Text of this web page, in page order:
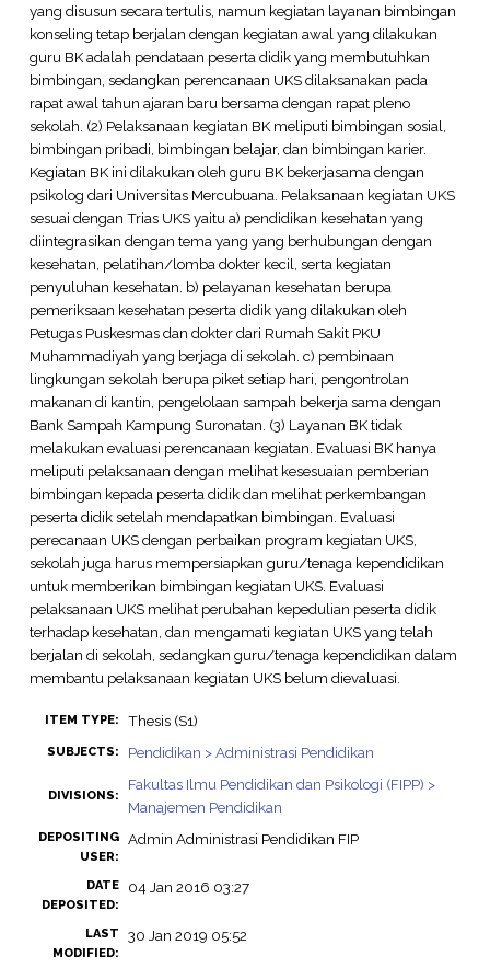
yang disusun secara tertulis, namun kegiatan layanan bimbingan
konseling tetap berjalan dengan kegiatan awal yang dilakukan
guru BK adalah pendataan peserta didik yang membutuhkan
bimbingan, sedangkan perencanaan UKS dilaksanakan pada
rapat awal tahun ajaran baru bersama dengan rapat pleno
sekolah. (2) Pelaksanaan kegiatan BK meliputi bimbingan sosial,
bimbingan pribadi, bimbingan belajar, dan bimbingan karier.
Kegiatan BK ini dilakukan oleh guru BK bekerjasama dengan
psikolog dari Universitas Mercubuana. Pelaksanaan kegiatan UKS
sesuai dengan Trias UKS yaitu a) pendidikan kesehatan yang
diintegrasikan dengan tema yang yang berhubungan dengan
kesehatan, pelatihan/lomba dokter kecil, serta kegiatan
penyuluhan kesehatan. b) pelayanan kesehatan berupa
pemeriksaan kesehatan peserta didik yang dilakukan oleh
Petugas Puskesmas dan dokter dari Rumah Sakit PKU
Muhammadiyah yang berjaga di sekolah. c) pembinaan
lingkungan sekolah berupa piket setiap hari, pengontrolan
makanan di kantin, pengelolaan sampah bekerja sama dengan
Bank Sampah Kampung Suronatan. (3) Layanan BK tidak
melakukan evaluasi perencanaan kegiatan. Evaluasi BK hanya
meliputi pelaksanaan dengan melihat kesesuaian pemberian
bimbingan kepada peserta didik dan melihat perkembangan
peserta didik setelah mendapatkan bimbingan. Evaluasi
perecanaan UKS dengan perbaikan program kegiatan UKS,
sekolah juga harus mempersiapkan guru/tenaga kependidikan
untuk memberikan bimbingan kegiatan UKS. Evaluasi
pelaksanaan UKS melihat perubahan kepedulian peserta didik
terhadap kesehatan, dan mengamati kegiatan UKS yang telah
berjalan di sekolah, sedangkan guru/tenaga kependidikan dalam
membantu pelaksanaan kegiatan UKS belum dievaluasi.
ITEM TYPE: Thesis (S1)
SUBJECTS: Pendidikan > Administrasi Pendidikan
DIVISIONS:
Fakultas Ilmu Pendidikan dan Psikologi (FIPP) >
Manajemen Pendidikan
DEPOSITING
USER:
Admin Administrasi Pendidikan FIP
DATE
DEPOSITED:
04 Jan 2016 03:27
LAST
MODIFIED:
30 Jan 2019 05:52